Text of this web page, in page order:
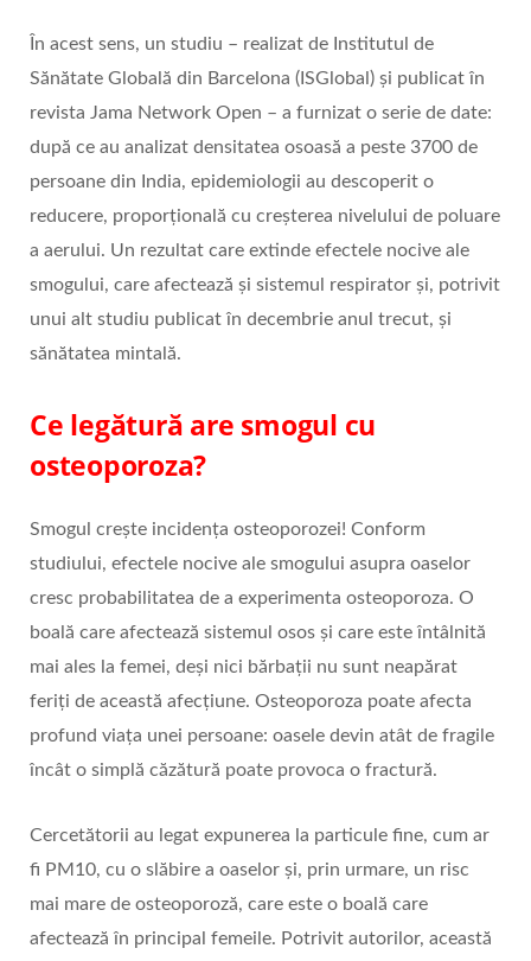
În acest sens, un studiu – realizat de Institutul de
Sănătate Globală din Barcelona (ISGlobal) și publicat în
revista Jama Network Open – a furnizat o serie de date:
după ce au analizat densitatea osoasă a peste 3700 de
persoane din India, epidemiologii au descoperit o
reducere, proporțională cu creșterea nivelului de poluare
a aerului. Un rezultat care extinde efectele nocive ale
smogului, care afectează și sistemul respirator și, potrivit
unui alt studiu publicat în decembrie anul trecut, și
sănătatea mintală.
Ce legătură are smogul cu
osteoporoza?
Smogul crește incidența osteoporozei! Conform
studiului, efectele nocive ale smogului asupra oaselor
cresc probabilitatea de a experimenta osteoporoza. O
boală care afectează sistemul osos și care este întâlnită
mai ales la femei, deși nici bărbații nu sunt neapărat
feriți de această afecțiune. Osteoporoza poate afecta
profund viața unei persoane: oasele devin atât de fragile
încât o simplă căzătură poate provoca o fractură.
Cercetătorii au legat expunerea la particule fine, cum ar
fi PM10, cu o slăbire a oaselor și, prin urmare, un risc
mai mare de osteoporoză, care este o boală care
afectează în principal femeile. Potrivit autorilor, această